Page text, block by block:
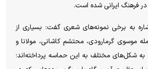
فرهنگ ایرانی شده است.
به برخی نمونه‌های شعری گفت: بسیاری از
موسوی گرمارودی، محتشم کاشانی، مولانا و
به شکل‌های مختلف به این حماسه پرداخته‌اند؛